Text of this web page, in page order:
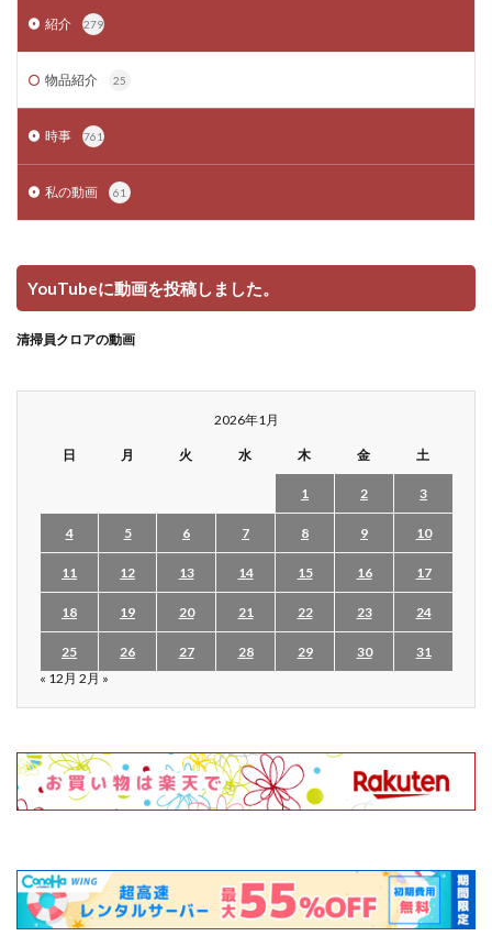
紹介 279
物品紹介 25
時事 761
私の動画 61
YouTubeに動画を投稿しました。
清掃員クロアの動画
2026年1月
日 月 火 水 木 金 土
1 2 3
4 5 6 7 8 9 10
11 12 13 14 15 16 17
18 19 20 21 22 23 24
25 26 27 28 29 30
31
« 12月 2月 »